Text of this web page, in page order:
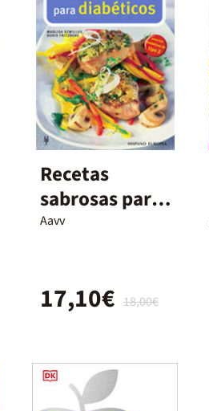
Recetas
sabrosas para
diabéticos
Aavv
18,00€
17,10€